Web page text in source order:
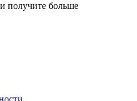
получите больше